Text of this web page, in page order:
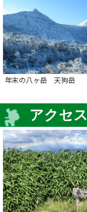
年末の八ヶ岳 天狗岳
アクセ